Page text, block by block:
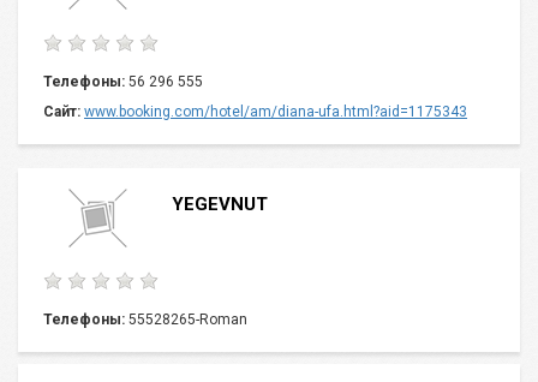
Телефоны: 56 296 555
Сайт: www.booking.com/hotel/am/diana-ufa.html?aid=1175343
YEGEVNUT
Телефоны: 55528265-Roman